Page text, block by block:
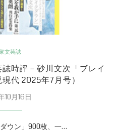
文芸誌
時評－砂川文次「ブレイ
代 2025年7月号）
10月16日
ウン」900枚、一…